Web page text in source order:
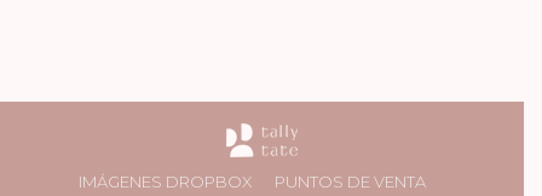
IMÁGENES DROPBOX PUNTOS DE VENTA